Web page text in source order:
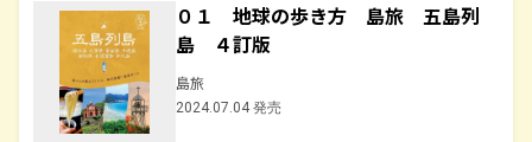
０１ 地球の歩き方 島旅 五島列
島 ４訂版
島旅
2024.07.04 発売